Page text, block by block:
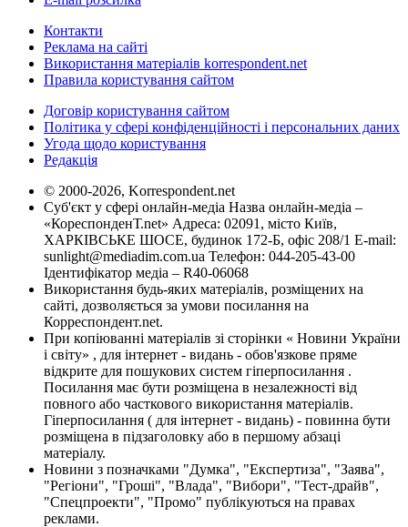
Контакти
Реклама на сайті
Використання матеріалів korrespondent.net
Правила користування сайтом
Договір користування сайтом
Політика у сфері конфіденційності і персональних даних
Угода щодо користування
Редакція
© 2000-2026, Korrespondent.net
Суб'єкт у сфері онлайн-медіа Назва онлайн-медіа –
«КореспонденТ.net» Адреса: 02091, місто Київ,
ХАРКІВСЬКЕ ШОСЕ, будинок 172-Б, офіс 208/1 E-mail:
sunlight@mediadim.com.ua Телефон: 044-205-43-00
Ідентифікатор медіа – R40-06068
Використання будь-яких матеріалів, розміщених на
сайті, дозволяється за умови посилання на
Корреспондент.net.
При копіюванні матеріалів зі сторінки « Новини України
і світу» , для інтернет - видань - обов'язкове пряме
відкрите для пошукових систем гіперпосилання .
Посилання має бути розміщена в незалежності від
повного або часткового використання матеріалів.
Гіперпосилання ( для інтернет - видань) - повинна бути
розміщена в підзаголовку або в першому абзаці
матеріалу.
Новини з позначками "Думка", "Експертиза", "Заява",
"Регіони", "Гроші", "Влада", "Вибори", "Тест-драйв",
"Спецпроекти", "Промо" публікуються на правах
реклами.